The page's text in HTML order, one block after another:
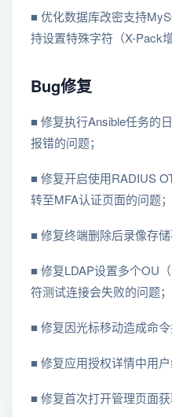
■ 优化数据库改密支持
持设置特殊字符（X-Pack
Bug修复
■ 修复执行Ansible任务的
报错的问题；
■ 修复开启使用RADIUS
转至MFA认证页面的问题；
■ 修复终端删除后录像存储
■ 修复LDAP设置多个OU
符测试连接会失败的问题；
■ 修复因光标移动造成命令
■ 修复应用授权详情中用户
■ 修复首次打开管理页面